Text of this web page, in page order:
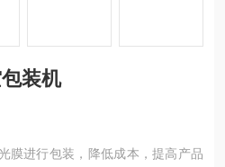
装机
膜进行包装，降低成本，提高产品